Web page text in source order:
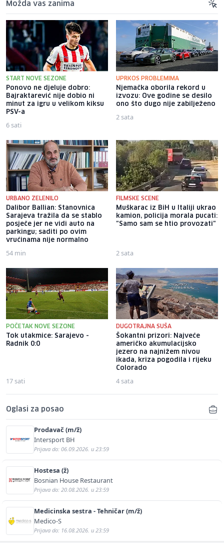
Možda vas zanima
START NOVE SEZONE
Ponovo ne djeluje dobro:
Bajraktarević nije dobio ni
minut za igru u velikom kiksu
PSV-a
6 sati
UPRKOS PROBLEMIMA
Njemačka oborila rekord u
izvozu: Ove godine se desilo
ono što dugo nije zabilježeno
2 sata
URBANO ZELENILO
Dalibor Ballian: Stanovnica
Sarajeva tražila da se stablo
posječe jer ne vidi auto na
parkingu; saditi po ovim
vrućinama nije normalno
54 min
FILMSKE SCENE
Muškarac iz BiH u Italiji ukrao
kamion, policija morala pucati:
"Samo sam se htio provozati"
2 sata
POČETAK NOVE SEZONE
Tok utakmice: Sarajevo -
Radnik 0:0
17 sati
DUGOTRAJNA SUŠA
Šokantni prizori: Najveće
američko akumulacijsko
jezero na najnižem nivou
ikada, kriza pogodila i rijeku
Colorado
4 sata
Oglasi za posao
Prodavač (m/ž)
Intersport BH
Prijava do: 06.09.2026. u 23:59
Hostesa (ž)
Bosnian House Restaurant
Prijava do: 20.08.2026. u 23:59
Medicinska sestra - Tehničar (m/ž)
Medico-S
Prijava do: 16.08.2026. u 23:59